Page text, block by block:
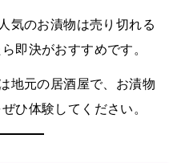
気のお漬物は売り切れる
即決がおすすめです。
地元の居酒屋で、お漬物
ひ体験してください。